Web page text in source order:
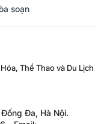
soạn
Thể Thao và Du Lịch
Đa, Hà Nội.